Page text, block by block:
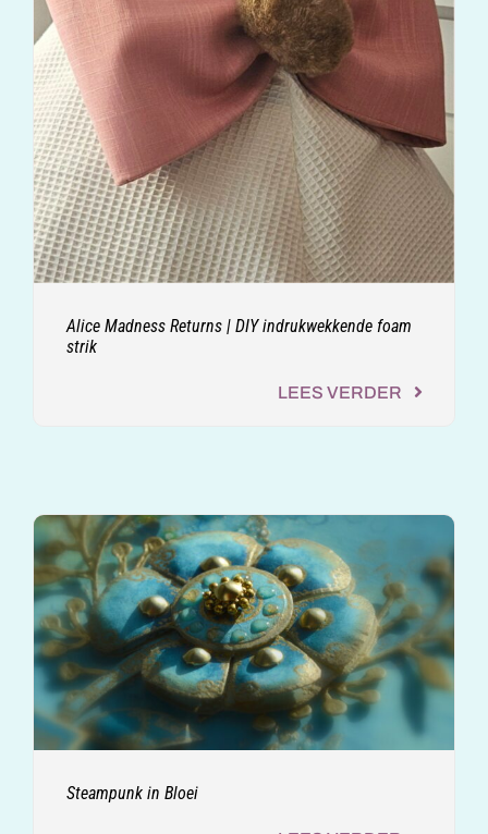
Alice Madness Returns | DIY indrukwekkende foam
strik
LEES VERDER
Steampunk in Bloei